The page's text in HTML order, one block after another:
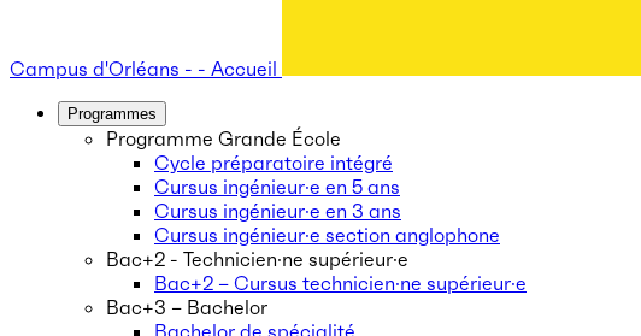
Campus d'Orléans - - Accueil
Programmes
Programme Grande École
Cycle préparatoire intégré
Cursus ingénieur·e en 5 ans
Cursus ingénieur·e en 3 ans
Cursus ingénieur·e section anglophone
Bac+2 - Technicien·ne supérieur·e
Bac+2 – Cursus technicien·ne supérieur·e
Bac+3 – Bachelor
Bachelor de spécialité